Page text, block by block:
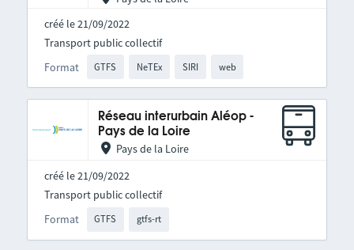
créé le 21/09/2022
Format GTFS NeTEx SIRI web
Transport public collectif
Réseau interurbain Aléop -
Pays de la Loire
Pays de la Loire
créé le 21/09/2022
Format GTFS gtfs-rt
Transport public collectif